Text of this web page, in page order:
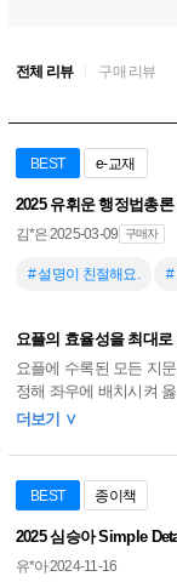
전체 리뷰 구매 리뷰
BEST e-교재
2025 유휘운 행정법총
# 설명이 친절해요. #
구매자
김*은2025-03-09
요플의 효율성을 최대
요플에 수록된 모든 지
정해 좌우에 배치시켜
게 해줍니다. 가장 좋았
중점으로 보아야 하는
방법으로도 지문 학습
간을 단축시키는 데도
어 있어서 중요 지문 중
더보기 ∨
BEST 종이책
2025 심승아 Simple
유*아2024-11-16